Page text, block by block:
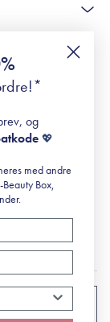
og
💖
med andre
Box,